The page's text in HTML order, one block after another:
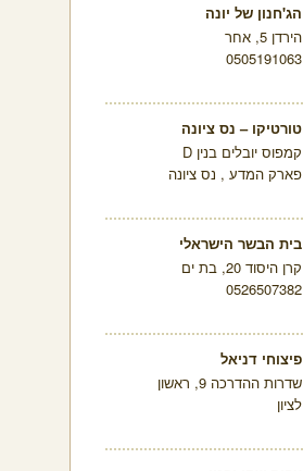
הג'חנון של יונה
הירדן 5, אחר
0505191063
טורטיקו – נס ציונה
קמפוס יובלים בנין D
פארק המדע , נס ציונה
בית הבשר הישראלי
קרן היסוד 20, בת ים
0526507382
פיצוחי דניאל
שדרות ההדרכה 9, ראשון
לציון